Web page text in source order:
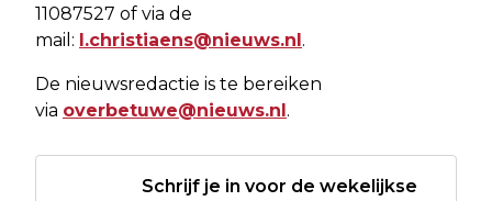
11087527 of via de
mail: l.christiaens@nieuws.nl .
De nieuwsredactie is te bereiken
via overbetuwe@nieuws.nl .
Schrijf je in voor de wekelijkse